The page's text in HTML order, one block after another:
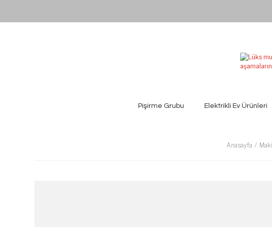
Pişirme Grubu Elektrikli Ev Ürünleri
Anasayfa